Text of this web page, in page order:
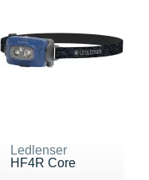
Ledlenser
HF4R Core